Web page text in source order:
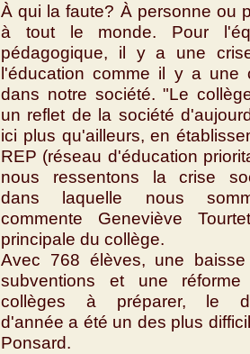
À qui la faute? À personne ou
à tout le monde. Pour
pédagogique, il y a une
l'éducation comme il y a une
dans notre société. "Le
un reflet de la société
ici plus qu'ailleurs, en
REP (réseau d'éducation
nous ressentons la crise
dans laquelle nous
commente Geneviève
principale du collège.
Avec 768 élèves, une
subventions et une réforme
collèges à préparer, le
d'année a été un des plus
Ponsard.